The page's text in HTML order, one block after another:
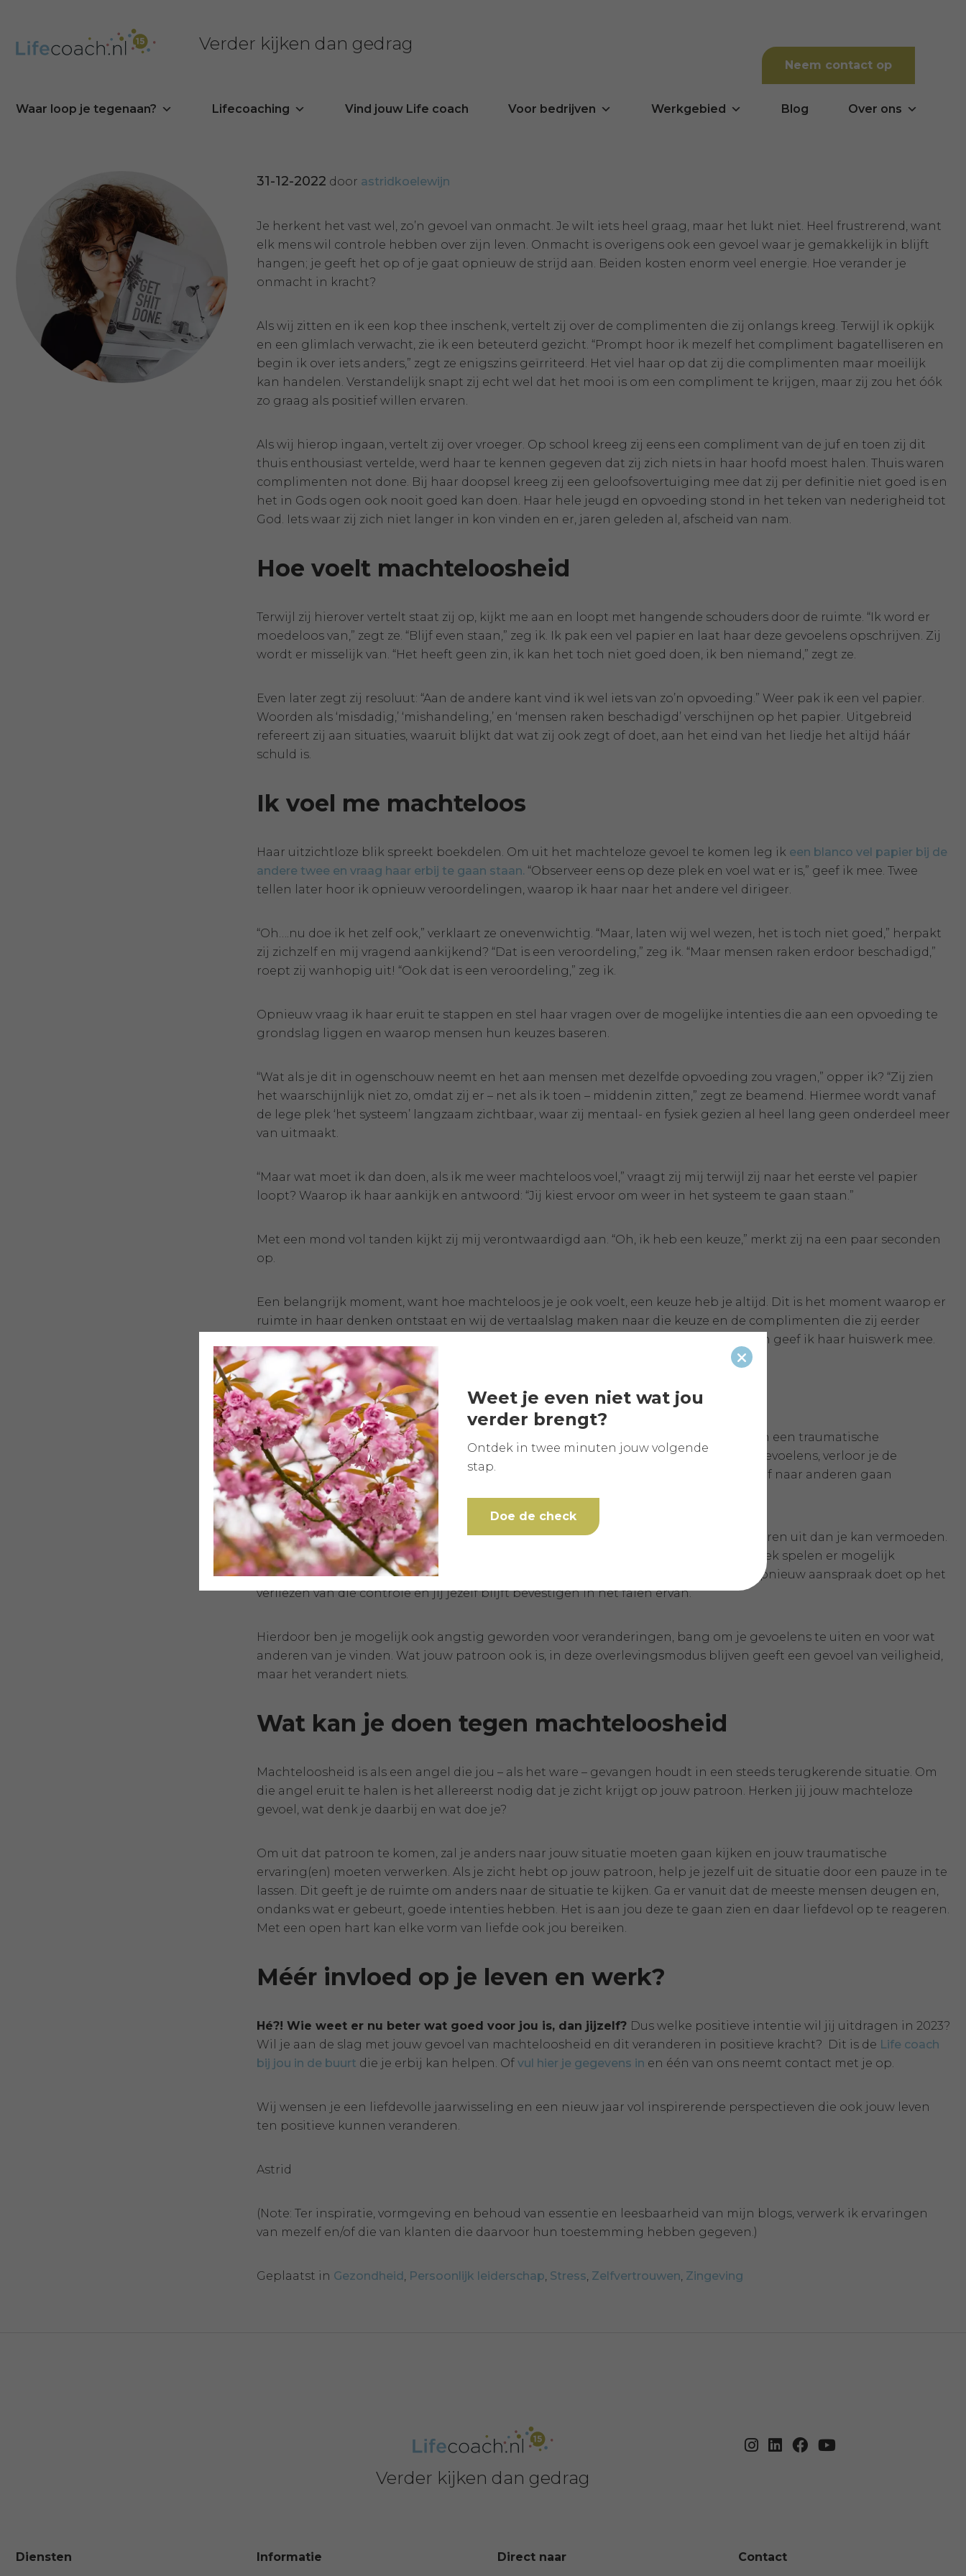
Verder kijken dan gedrag
Neem contact op
Waar loop je tegenaan? Lifecoaching Vind jouw Life coach Voor bedrijven Werkgebied Blog Over ons
31-12-2022 door astridkoelewijn
Je herkent het vast wel, zo’n gevoel van onmacht. Je wilt iets heel graag, maar het lukt niet. Heel frustrerend, want
elk mens wil controle hebben over zijn leven. Onmacht is overigens ook een gevoel waar je gemakkelijk in blijft
hangen; je geeft het op of je gaat opnieuw de strijd aan. Beiden kosten enorm veel energie. Hoe verander je
onmacht in kracht?
Als wij zitten en ik een kop thee inschenk, vertelt zij over de complimenten die zij onlangs kreeg. Terwijl ik opkijk
en een glimlach verwacht, zie ik een beteuterd gezicht. “Prompt hoor ik mezelf het compliment bagatelliseren en
begin ik over iets anders,” zegt ze enigszins geïrriteerd. Het viel haar op dat zij die complimenten maar moeilijk
kan handelen. Verstandelijk snapt zij echt wel dat het mooi is om een compliment te krijgen, maar zij zou het óók
zo graag als positief willen ervaren.
Als wij hierop ingaan, vertelt zij over vroeger. Op school kreeg zij eens een compliment van de juf en toen zij dit
thuis enthousiast vertelde, werd haar te kennen gegeven dat zij zich niets in haar hoofd moest halen. Thuis waren
complimenten not done. Bij haar doopsel kreeg zij een geloofsovertuiging mee dat zij per definitie niet goed is en
het in Gods ogen ook nooit goed kan doen. Haar hele jeugd en opvoeding stond in het teken van nederigheid tot
God. Iets waar zij zich niet langer in kon vinden en er, jaren geleden al, afscheid van nam.
Hoe voelt machteloosheid
Terwijl zij hierover vertelt staat zij op, kijkt me aan en loopt met hangende schouders door de ruimte. “Ik word er
moedeloos van,” zegt ze. “Blijf even staan,” zeg ik. Ik pak een vel papier en laat haar deze gevoelens opschrijven. Zij
wordt er misselijk van. “Het heeft geen zin, ik kan het toch niet goed doen, ik ben niemand,” zegt ze.
Even later zegt zij resoluut: “Aan de andere kant vind ik wel iets van zo’n opvoeding.” Weer pak ik een vel papier.
Woorden als ‘misdadig,’ ‘mishandeling,’ en ‘mensen raken beschadigd’ verschijnen op het papier. Uitgebreid
refereert zij aan situaties, waaruit blijkt dat wat zij ook zegt of doet, aan het eind van het liedje het altijd háár
schuld is.
Ik voel me machteloos
Haar uitzichtloze blik spreekt boekdelen. Om uit het machteloze gevoel te komen leg ik een blanco vel papier bij de
andere twee en vraag haar erbij te gaan staan. “Observeer eens op deze plek en voel wat er is,” geef ik mee. Twee
tellen later hoor ik opnieuw veroordelingen, waarop ik haar naar het andere vel dirigeer.
“Oh….nu doe ik het zelf ook,” verklaart ze onevenwichtig. “Maar, laten wij wel wezen, het is toch niet goed,” herpakt
zij zichzelf en mij vragend aankijkend? “Dat is een veroordeling,” zeg ik. “Maar mensen raken erdoor beschadigd,”
roept zij wanhopig uit! “Ook dat is een veroordeling,” zeg ik.
Opnieuw vraag ik haar eruit te stappen en stel haar vragen over de mogelijke intenties die aan een opvoeding te
grondslag liggen en waarop mensen hun keuzes baseren.
“Wat als je dit in ogenschouw neemt en het aan mensen met dezelfde opvoeding zou vragen,” opper ik? “Zij zien
het waarschijnlijk niet zo, omdat zij er – net als ik toen – middenin zitten,” zegt ze beamend. Hiermee wordt vanaf
de lege plek ‘het systeem’ langzaam zichtbaar, waar zij mentaal- en fysiek gezien al heel lang geen onderdeel meer
van uitmaakt.
“Maar wat moet ik dan doen, als ik me weer machteloos voel,” vraagt zij mij terwijl zij naar het eerste vel papier
loopt? Waarop ik haar aankijk en antwoord: “Jij kiest ervoor om weer in het systeem te gaan staan.”
Met een mond vol tanden kijkt zij mij verontwaardigd aan. “Oh, ik heb een keuze,” merkt zij na een paar seconden
op.
Een belangrijk moment, want hoe machteloos je je ook voelt, een keuze heb je altijd. Dit is het moment waarop er
ruimte in haar denken ontstaat en wij de vertaalslag maken naar die keuze en de complimenten die zij eerder
mocht ontvangen. Om haar ervaringen ook energetisch en emotioneel te verwerken geef ik haar huiswerk mee.
Voor jou
Gevoelens van machteloosheid kunnen veroorzaakt zijn doordat je ergens in je leven een traumatische
gebeurtenis hebt meegemaakt. Tijdens zo’n ervaring werd je overspoelt door nare gevoelens, verloor je de
controle over die van jezelf en trok je jezelf terug of ben je juist fel of verbaal agressief naar anderen gaan
reageren om ermee te dealen.
Elk mens doet in zijn leven traumatische ervaringen op, wat zich op veel meer manieren uit dan je kan vermoeden.
Machteloosheid uit zich vaak mentaal uit in gedachten als: ‘ik kan het toch niet.’ Fysiek spelen er mogelijk
problemen met de spijsvertering. Energetisch trek je meer van hetzelfde aan, wat opnieuw aanspraak doet op het
verliezen van die controle en jij jezelf blijft bevestigen in het falen ervan.
Hierdoor ben je mogelijk ook angstig geworden voor veranderingen, bang om je gevoelens te uiten en voor wat
anderen van je vinden. Wat jouw patroon ook is, in deze overlevingsmodus blijven geeft een gevoel van veiligheid,
maar het verandert niets.
Wat kan je doen tegen machteloosheid
Machteloosheid is als een angel die jou – als het ware – gevangen houdt in een steeds terugkerende situatie. Om
die angel eruit te halen is het allereerst nodig dat je zicht krijgt op jouw patroon. Herken jij jouw machteloze
gevoel, wat denk je daarbij en wat doe je?
Om uit dat patroon te komen, zal je anders naar jouw situatie moeten gaan kijken en jouw traumatische
ervaring(en) moeten verwerken. Als je zicht hebt op jouw patroon, help je jezelf uit de situatie door een pauze in te
lassen. Dit geeft je de ruimte om anders naar de situatie te kijken. Ga er vanuit dat de meeste mensen deugen en,
ondanks wat er gebeurt, goede intenties hebben. Het is aan jou deze te gaan zien en daar liefdevol op te reageren.
Met een open hart kan elke vorm van liefde ook jou bereiken.
Méér invloed op je leven en werk?
Hé?! Wie weet er nu beter wat goed voor jou is, dan jijzelf? Dus welke positieve intentie wil jij uitdragen in 2023?
Wil je aan de slag met jouw gevoel van machteloosheid en dit veranderen in positieve kracht? Dit is de Life coach
bij jou in de buurt die je erbij kan helpen. Of vul hier je gegevens in en één van ons neemt contact met je op.
Wij wensen je een liefdevolle jaarwisseling en een nieuw jaar vol inspirerende perspectieven die ook jouw leven
ten positieve kunnen veranderen.
Astrid
(Note: Ter inspiratie, vormgeving en behoud van essentie en leesbaarheid van mijn blogs, verwerk ik ervaringen
van mezelf en/of die van klanten die daarvoor hun toestemming hebben gegeven.)
Geplaatst in Gezondheid, Persoonlijk leiderschap, Stress, Zelfvertrouwen, Zingeving
Verder kijken dan gedrag
Diensten Informatie Direct naar Contact
Sluiten
Weet je even niet wat jou
verder brengt?
Ontdek in twee minuten jouw volgende
stap.
Doe de check